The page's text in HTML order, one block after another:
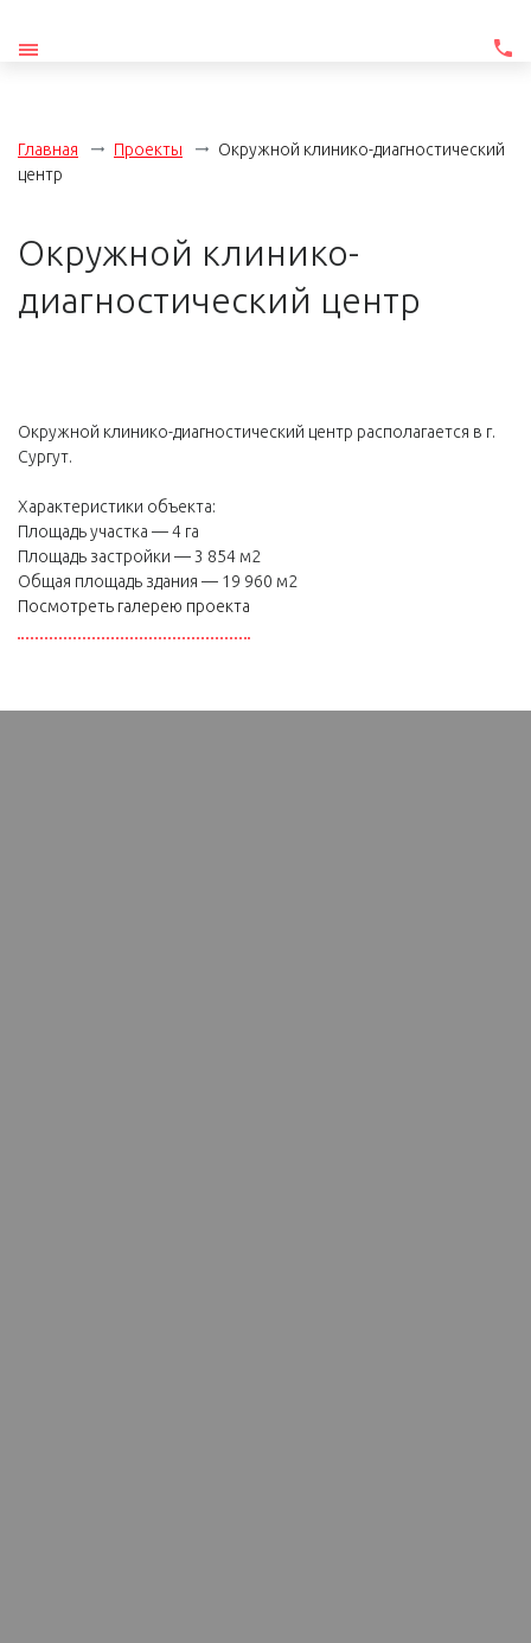
Главная Проекты
Окружной клинико-диагностический
центр
Окружной клинико-
диагностический центр
Окружной клинико-диагностический центр располагается в г.
Сургут.
Характеристики объекта:
Площадь участка — 4 га
Площадь застройки — 3 854 м2
Общая площадь здания — 19 960 м2
Посмотреть галерею проекта